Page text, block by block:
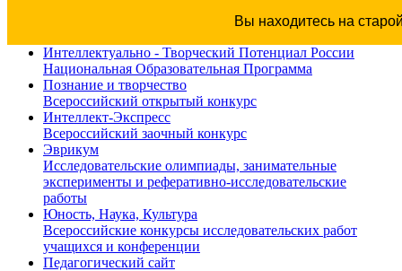
Вы находитесь на
Интеллектуально - Творческий Потенциал России
Национальная Образовательная Программа
Познание и творчество
Всероссийский открытый конкурс
Интеллект-Экспресс
Всероссийский заочный конкурс
Эврикум
Исследовательские олимпиады, занимательные
эксперименты и реферативно-исследовательские
работы
Юность, Наука, Культура
Всероссийские конкурсы исследовательских работ
учащихся и конференции
Педагогический сайт